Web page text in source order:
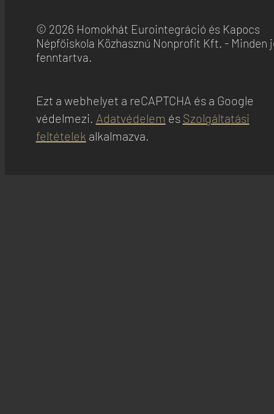
© 2026 Homokhát Eurointegráció és Kapocs
Népfőiskola Közhasznú Nonprofit Kft. - Minden
fenntartva.
Ezt a webhelyet a reCAPTCHA és a Google
védelmezi. Adatvédelem és Szolgáltatási
feltételek alkalmazva.